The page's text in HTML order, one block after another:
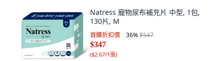
Natress 寵物尿布補充片 中型, 1包,
130片, M
首購折扣價 36%$547
$347
($2.67/1張)